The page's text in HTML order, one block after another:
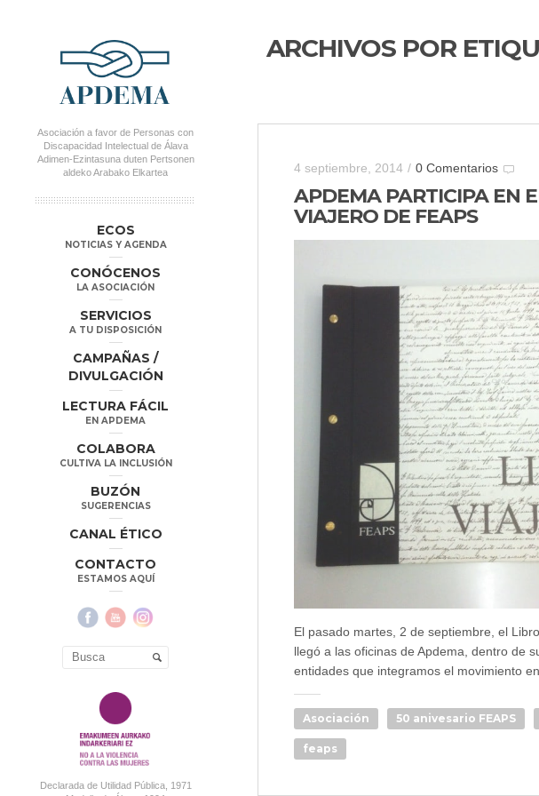
Asociación a favor de Personas con
Discapacidad Intelectual de Álava
Adimen-Ezintasuna duten Pertsonen
aldeko Arabako Elkartea
contenido
contenido
ECOS
NOTICIAS Y AGENDA
CONÓCENOS
LA ASOCIACIÓN
SERVICIOS
A TU DISPOSICIÓN
CAMPAÑAS /
DIVULGACIÓN
LECTURA FÁCIL
EN APDEMA
COLABORA
CULTIVA LA INCLUSIÓN
BUZÓN
SUGERENCIAS
CANAL ÉTICO
CONTACTO
ESTAMOS AQUÍ
ARCHIVOS POR
4 septiembre, 2014 / 0 Comentarios
APDEMA PARTICIPA EN
VIAJERO DE FEAPS
El pasado martes, 2 de septiembre, el
llegó a las oficinas de Apdema, dentro de
entidades que integramos el movimiento
Asociación 50 anivesario FEAPS
feaps
Declarada de Utilidad Pública, 1971